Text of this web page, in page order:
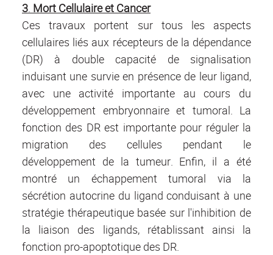
3. Mort Cellulaire et Cancer
Ces travaux portent sur tous les aspects
cellulaires liés aux récepteurs de la dépendance
(DR) à double capacité de signalisation
induisant une survie en présence de leur ligand,
avec une activité importante au cours du
développement embryonnaire et tumoral. La
fonction des DR est importante pour réguler la
migration des cellules pendant le
développement de la tumeur. Enfin, il a été
montré un échappement tumoral via la
sécrétion autocrine du ligand conduisant à une
stratégie thérapeutique basée sur l'inhibition de
la liaison des ligands, rétablissant ainsi la
fonction pro-apoptotique des DR.